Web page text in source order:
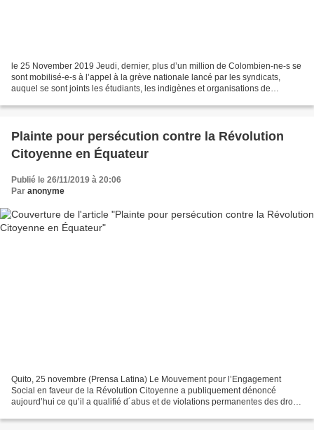
le 25 November 2019 Jeudi, dernier, plus d’un million de Colombien-ne-s se
sont mobilisé-e-s à l’appel à la grève nationale lancé par les syndicats,
auquel se sont joints les étudiants, les indigènes et organisations de
Plainte pour persécution contre la Révolution
Citoyenne en Équateur
Publié le 26/11/2019 à 20:06
Par anonyme
Quito, 25 novembre (Prensa Latina) Le Mouvement pour l’Engagement
Social en faveur de la Révolution Citoyenne a publiquement dénoncé
aujourd’hui ce qu’il a qualifié d´abus et de violations permanentes des droits